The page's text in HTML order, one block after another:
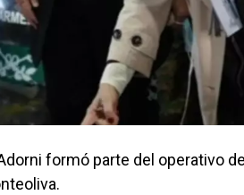
formó parte del operativo